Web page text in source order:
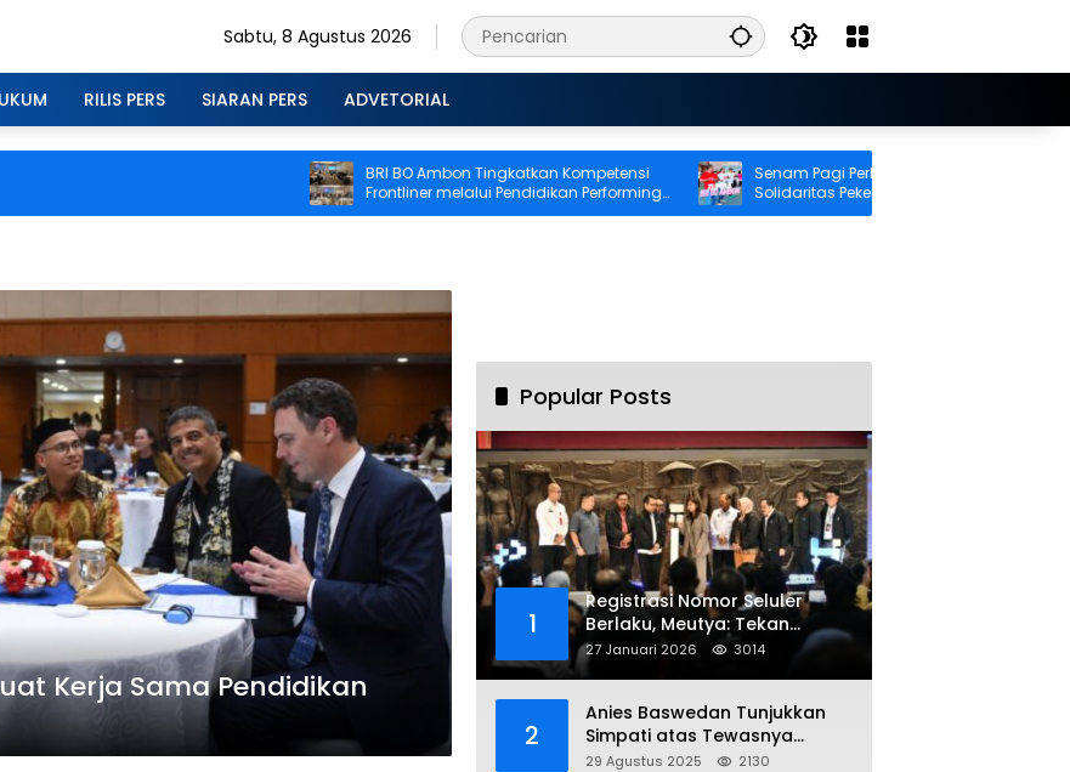
Sabtu, 8 Agustus 2026
RILIS PERS SIARAN PERS ADVETORIAL
BRI BO Ambon Tingkatkan Kompetensi
Frontliner melalui Pendidikan Performing
CS dan Teller
Senam Pagi Perkuat Kebugaran dan
Solidaritas Pekerja BRI Cabang Ambon
Kerja Sama Pendidikan
Popular Posts
1
Registrasi Nomor Seluler
Berlaku, Meutya: Tekan
Penipuan Online
27 Januari 2026 3014
2
Anies Baswedan Tunjukkan
Simpati atas Tewasnya
Pengemudi Ojol dalam Aksi
29 Agustus 2025 2130